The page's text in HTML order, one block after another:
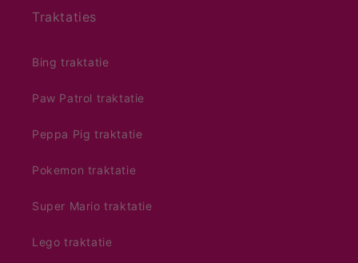
Traktaties
Bing traktatie
Paw Patrol traktatie
Peppa Pig traktatie
Pokemon traktatie
Super Mario traktatie
Lego traktatie